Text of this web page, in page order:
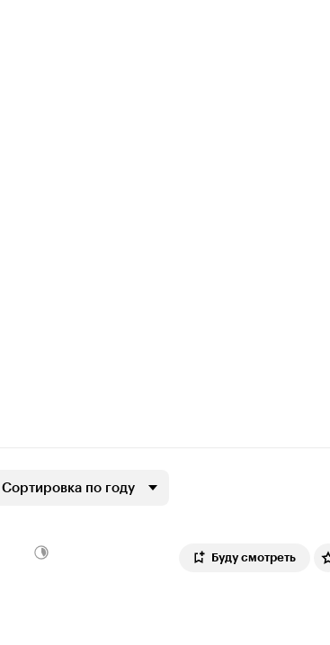
Сортировка по году
Буду смотреть